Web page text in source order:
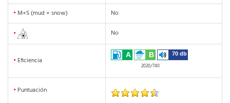
• M+S (mud + snow) No
• No
• Eficiencia
A B 70 db
2020/740
• Puntuación